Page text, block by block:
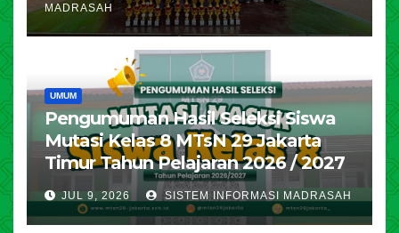
MADRASAH
UMUM
Pengumuman Hasil Seleksi Siswa
Mutasi Kelas 8 MTsN 29 Jakarta
Timur Tahun Pelajaran 2026 / 2027
JUL 9, 2026 SISTEM INFORMASI MADRASAH